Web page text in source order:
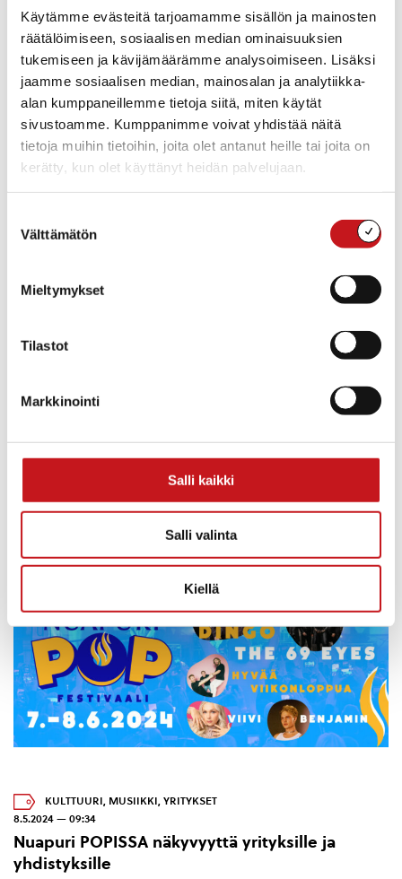
Käytämme evästeitä tarjoamamme sisällön ja mainosten
räätälöimiseen, sosiaalisen median ominaisuuksien
tukemiseen ja kävijämäärämme analysoimiseen. Lisäksi
jaamme sosiaalisen median, mainosalan ja analytiikka-
alan kumppaneillemme tietoja siitä, miten käytät
sivustoamme. Kumppanimme voivat yhdistää näitä
tietoja muihin tietoihin, joita olet antanut heille tai joita on
kerätty, kun olet käyttänyt heidän palvelujaan.
valinta
Välttämätön
Mieltymykset
Tilastot
Markkinointi
Salli kaikki
Salli valinta
Kiellä
Varaa käyttöösi Käpynäkota Turkkilanvuorella
Turkkilanvuorella on ihastuttava kota, mitä voi kuka tahansa
vuokrata käyttöönsä! Vieressä on oiva pulkkamäki, luistelukenttä
ja nyt lyhyt latukin ja aivan kylän ytimessä! Muut retkeilyreitit,
ulkoilu...
PESTUUMARKKINAT
14.9.2025 — 14:34
rautalampilaista
Rautalammin pestuugaala järjestettiin tänä vuonna toisen
pestuulavalla. Näin laitamme hyvää kiertoon ja jakoon! Gaalan
KULTTUURI, MUSIIKKI, YRITYKSET
8.5.2024 — 09:34
Nuapuri POPISSA näkyvyyttä yrityksille ja
yhdistyksille